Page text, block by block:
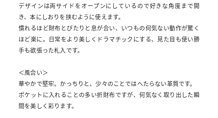
デザインは両サイドをオープンにしているので好きな角度まで開
き、本にしおりを挟むように使えます。
慣れるほど財布とぴたりと息が合い、いつもの何気ない動作が驚く
ほど楽に。日常をより美しくドラマチックにする、見た目も使い勝
手も欲張った札入です。
＜風合い＞
華やかで堅牢。かっちりと、少々のことではへたらない革質です。
ポケットに入れることの多い折財布ですが、何気なく取り出した瞬
間を美しく彩ります。